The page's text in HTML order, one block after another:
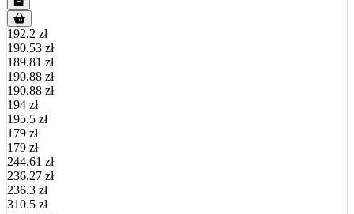
192.2 zł
190.53 zł
189.81 zł
190.88 zł
190.88 zł
194 zł
195.5 zł
179 zł
179 zł
244.61 zł
236.27 zł
236.3 zł
310.5 zł